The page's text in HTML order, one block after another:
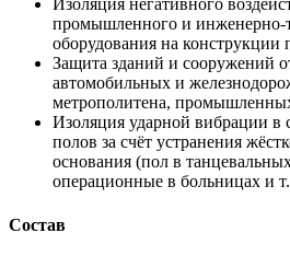
Изоляция негативного
промышленного и инженерно-
оборудования на конструкции
Защита зданий и сооружений
автомобильных и
метрополитена,
Изоляция ударной вибрации в
полов за счёт устранения
основания (пол в
операционные в больницах и
Состав